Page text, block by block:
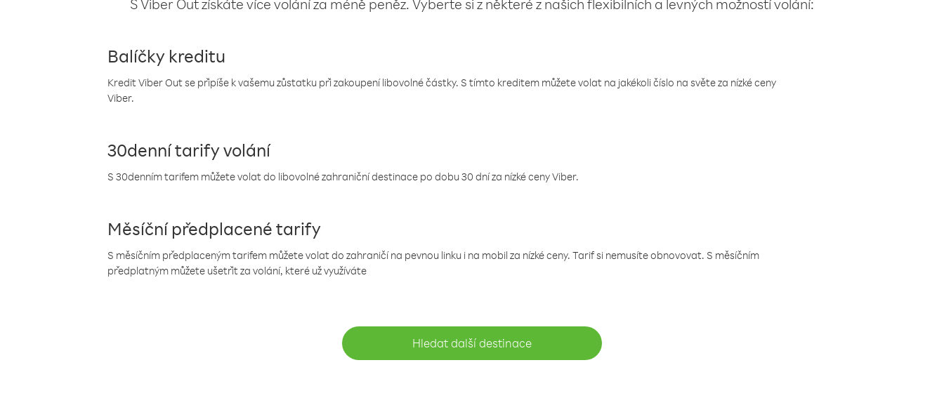
S Viber Out získáte více volání za méně peněz. Vyberte si z některé z našich flexibilních a levných možností volání:
Balíčky kreditu
Kredit Viber Out se připíše k vašemu zůstatku při zakoupení libovolné částky. S tímto kreditem můžete volat na jakékoli číslo na světe za nízké ceny
Viber.
30denní tarify volání
S 30denním tarifem můžete volat do libovolné zahraniční destinace po dobu 30 dní za nízké ceny Viber.
Měsíční předplacené tarify
S měsíčním předplaceným tarifem můžete volat do zahraničí na pevnou linku i na mobil za nízké ceny. Tarif si nemusíte obnovovat. S měsíčním
předplatným můžete ušetřit za volání, které už využíváte
Hledat další destinace